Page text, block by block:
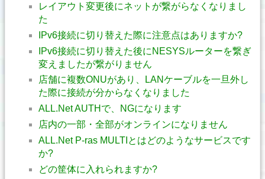
レイアウト変更後にネットが繋がらなくなりまし
た
IPv6接続に切り替えた際に注意点はありますか?
IPv6接続に切り替えた後にNESYSルーターを繋ぎ
変えましたが繋がりません
店舗に複数ONUがあり、LANケーブルを一旦外し
た際に接続が分からなくなりました
ALL.Net AUTHで、NGになります
店内の一部・全部がオンラインになりません
ALL.Net P-ras MULTIとはどのようなサービスです
か?
どの筐体に入れられますか?